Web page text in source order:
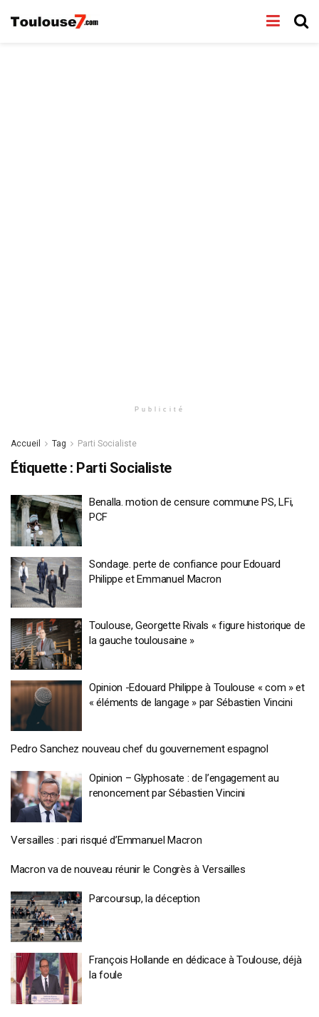
Publicité
Accueil Tag Parti Socialiste
Étiquette : Parti Socialiste
Benalla. motion de censure commune PS, LFi,
PCF
Sondage. perte de confiance pour Edouard
Philippe et Emmanuel Macron
Toulouse, Georgette Rivals « figure historique de
la gauche toulousaine »
Opinion -Edouard Philippe à Toulouse « com » et
« éléments de langage » par Sébastien Vincini
Pedro Sanchez nouveau chef du gouvernement espagnol
Opinion – Glyphosate : de l’engagement au
renoncement par Sébastien Vincini
Versailles : pari risqué d’Emmanuel Macron
Macron va de nouveau réunir le Congrès à Versailles
Parcoursup, la déception
François Hollande en dédicace à Toulouse, déjà
la foule